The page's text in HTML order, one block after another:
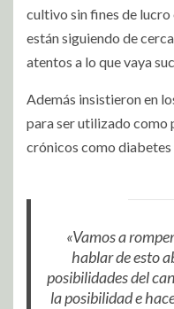
cultivo sin fines de
están siguiendo de
atentos a lo que vaya
Además insistieron en
para ser utilizado como
crónicos como diabetes
«Vamos a
hablar de esto
posibilidades del
la posibilidad e